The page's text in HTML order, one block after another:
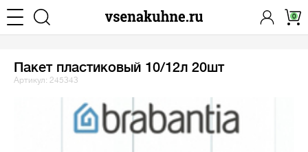
0
Пакет пластиковый 10/12л 20шт
Артикул: 245343